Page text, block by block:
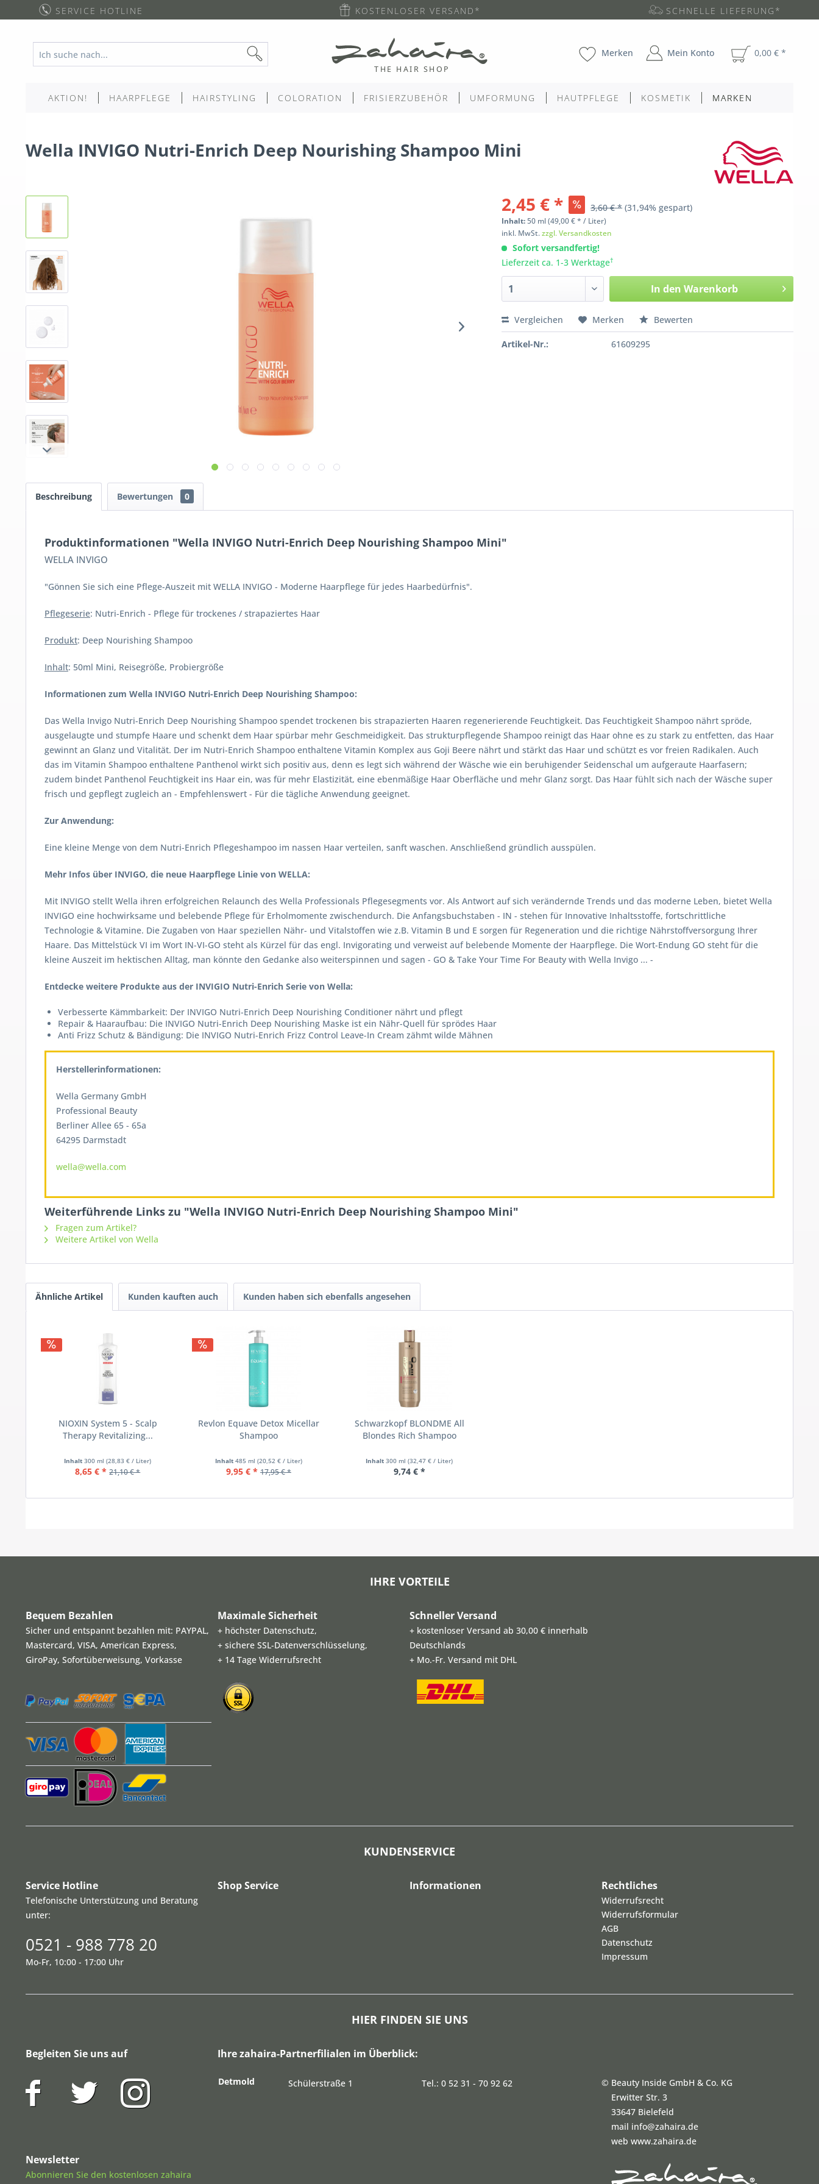
SERVICE HOTLINE KOSTENLOSER VERSAND* SCHNELLE LIEFERUNG*
Merken Mein Konto 0,00 € *
AKTION! HAARPFLEGE HAIRSTYLING COLORATION FRISIERZUBEHÖR UMFORMUNG HAUTPFLEGE KOSMETIK MARKEN
Wella INVIGO Nutri-Enrich Deep Nourishing Shampoo Mini
2,45 € * 3,60 € * (31,94% gespart)
Inhalt:50 ml(49,00 € * / Liter)
inkl. MwSt.zzgl. Versandkosten
Sofort versandfertig!
Lieferzeit ca. 1-3 Werktage†
In den Warenkorb
Vergleichen Merken Bewerten
Artikel-Nr.: 61609295
Beschreibung Bewertungen 0
Produktinformationen "Wella INVIGO Nutri-Enrich Deep Nourishing Shampoo Mini"
WELLA INVIGO
"Gönnen Sie sich eine Pflege-Auszeit mit WELLA INVIGO - Moderne Haarpflege für jedes Haarbedürfnis".
Pflegeserie: Nutri-Enrich - Pflege für trockenes / strapaziertes Haar
Produkt: Deep Nourishing Shampoo
Inhalt: 50ml Mini, Reisegröße, Probiergröße
Informationen zum Wella INVIGO Nutri-Enrich Deep Nourishing Shampoo:
Das Wella Invigo Nutri-Enrich Deep Nourishing Shampoo spendet trockenen bis strapazierten Haaren regenerierende Feuchtigkeit. Das Feuchtigkeit Shampoo nährt spröde,
ausgelaugte und stumpfe Haare und schenkt dem Haar spürbar mehr Geschmeidigkeit. Das strukturpflegende Shampoo reinigt das Haar ohne es zu stark zu entfetten, das Haar
gewinnt an Glanz und Vitalität. Der im Nutri-Enrich Shampoo enthaltene Vitamin Komplex aus Goji Beere nährt und stärkt das Haar und schützt es vor freien Radikalen. Auch
das im Vitamin Shampoo enthaltene Panthenol wirkt sich positiv aus, denn es legt sich während der Wäsche wie ein beruhigender Seidenschal um aufgeraute Haarfasern;
zudem bindet Panthenol Feuchtigkeit ins Haar ein, was für mehr Elastizität, eine ebenmäßige Haar Oberfläche und mehr Glanz sorgt. Das Haar fühlt sich nach der Wäsche super
frisch und gepflegt zugleich an - Empfehlenswert - Für die tägliche Anwendung geeignet.
Zur Anwendung:
Eine kleine Menge von dem Nutri-Enrich Pflegeshampoo im nassen Haar verteilen, sanft waschen. Anschließend gründlich ausspülen.
Mehr Infos über INVIGO, die neue Haarpflege Linie von WELLA:
Mit INVIGO stellt Wella ihren erfolgreichen Relaunch des Wella Professionals Pflegesegments vor. Als Antwort auf sich verändernde Trends und das moderne Leben, bietet Wella
INVIGO eine hochwirksame und belebende Pflege für Erholmomente zwischendurch. Die Anfangsbuchstaben - IN - stehen für Innovative Inhaltsstoffe, fortschrittliche
Technologie & Vitamine. Die Zugaben von Haar speziellen Nähr- und Vitalstoffen wie z.B. Vitamin B und E sorgen für Regeneration und die richtige Nährstoffversorgung Ihrer
Haare. Das Mittelstück VI im Wort IN-VI-GO steht als Kürzel für das engl. Invigorating und verweist auf belebende Momente der Haarpflege. Die Wort-Endung GO steht für die
kleine Auszeit im hektischen Alltag, man könnte den Gedanke also weiterspinnen und sagen - GO & Take Your Time For Beauty with Wella Invigo ... -
Entdecke weitere Produkte aus der INVIGIO Nutri-Enrich Serie von Wella:
Verbesserte Kämmbarkeit: Der INVIGO Nutri-Enrich Deep Nourishing Conditioner nährt und pflegt
Repair & Haaraufbau: Die INVIGO Nutri-Enrich Deep Nourishing Maske ist ein Nähr-Quell für sprödes Haar
Anti Frizz Schutz & Bändigung: Die INVIGO Nutri-Enrich Frizz Control Leave-In Cream zähmt wilde Mähnen
Herstellerinformationen:
Wella Germany GmbH
Professional Beauty
Berliner Allee 65 - 65a
64295 Darmstadt
wella@wella.com
Weiterführende Links zu "Wella INVIGO Nutri-Enrich Deep Nourishing Shampoo Mini"
Fragen zum Artikel?
Weitere Artikel von Wella
Ähnliche Artikel Kunden kauften auch Kunden haben sich ebenfalls angesehen
NIOXIN System 5 - Scalp
Therapy Revitalizing...
Inhalt300 ml(28,83 € / Liter)
8,65 € * 21,10 € *
Revlon Equave Detox Micellar
Shampoo
Inhalt 485 ml (20,52 € / Liter)
9,95 € * 17,95 € *
Schwarzkopf BLONDME All
Blondes Rich Shampoo
Inhalt300 ml(32,47 € / Liter)
9,74 € *
IHRE VORTEILE
Bequem Bezahlen
Sicher und entspannt bezahlen mit: PAYPAL,
Mastercard, VISA, American Express,
GiroPay, Sofortüberweisung, Vorkasse
Maximale Sicherheit
+ höchster Datenschutz,
+ sichere SSL-Datenverschlüsselung,
+ 14 Tage Widerrufsrecht
Schneller Versand
+ kostenloser Versand ab 30,00 € innerhalb
Deutschlands
+ Mo.-Fr. Versand mit DHL
KUNDENSERVICE
Service Hotline
Telefonische Unterstützung und Beratung
unter:
0521 - 988 778 20
Mo-Fr, 10:00 - 17:00 Uhr
Shop Service Informationen Rechtliches
Widerrufsrecht
Widerrufsformular
AGB
Datenschutz
Impressum
HIER FINDEN SIE UNS
Begleiten Sie uns auf
Newsletter
Abonnieren Sie den kostenlosen zahaira
Ihre zahaira-Partnerfilialen im Überblick:
Detmold Schülerstraße 1 Tel.: 0 52 31 - 70 92 62 © Beauty Inside GmbH & Co. KG
Erwitter Str. 3
33647 Bielefeld
mail info@zahaira.de
web www.zahaira.de